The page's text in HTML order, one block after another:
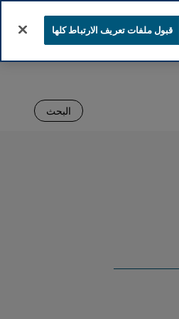
البحث
قبول ملفات تعريف الارتباط كلها